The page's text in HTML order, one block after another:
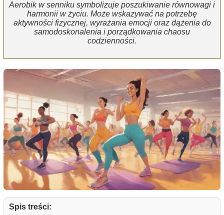
Aerobik w senniku symbolizuje poszukiwanie równowagi i
harmonii w życiu. Może wskazywać na potrzebę
aktywności fizycznej, wyrażania emocji oraz dążenia do
samodoskonalenia i porządkowania chaosu
codzienności.
Spis treści: